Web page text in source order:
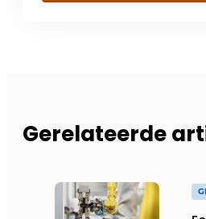
Gerelateerde